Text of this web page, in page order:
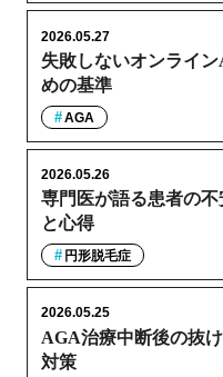
失敗しないオンライ
めの基準
2026.05.27
AGA
専門医が語る患者の
と心得
2026.05.26
円形脱毛症
AGA治療中断後の抜
対策
2026.05.25